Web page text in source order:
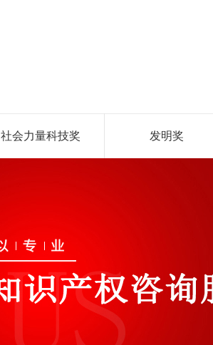
社会力量科技奖 发明奖